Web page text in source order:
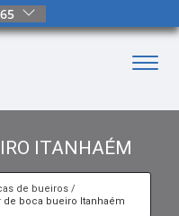
ITANHAÉM
de bueiros
de boca bueiro Itanhaém